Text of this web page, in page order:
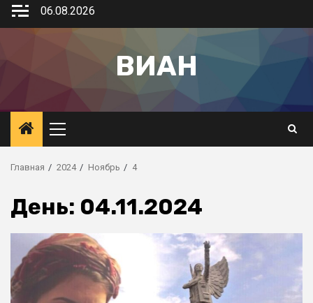
06.08.2026
ВИАН
Главная 2024 Ноябрь 4
День: 04.11.2024